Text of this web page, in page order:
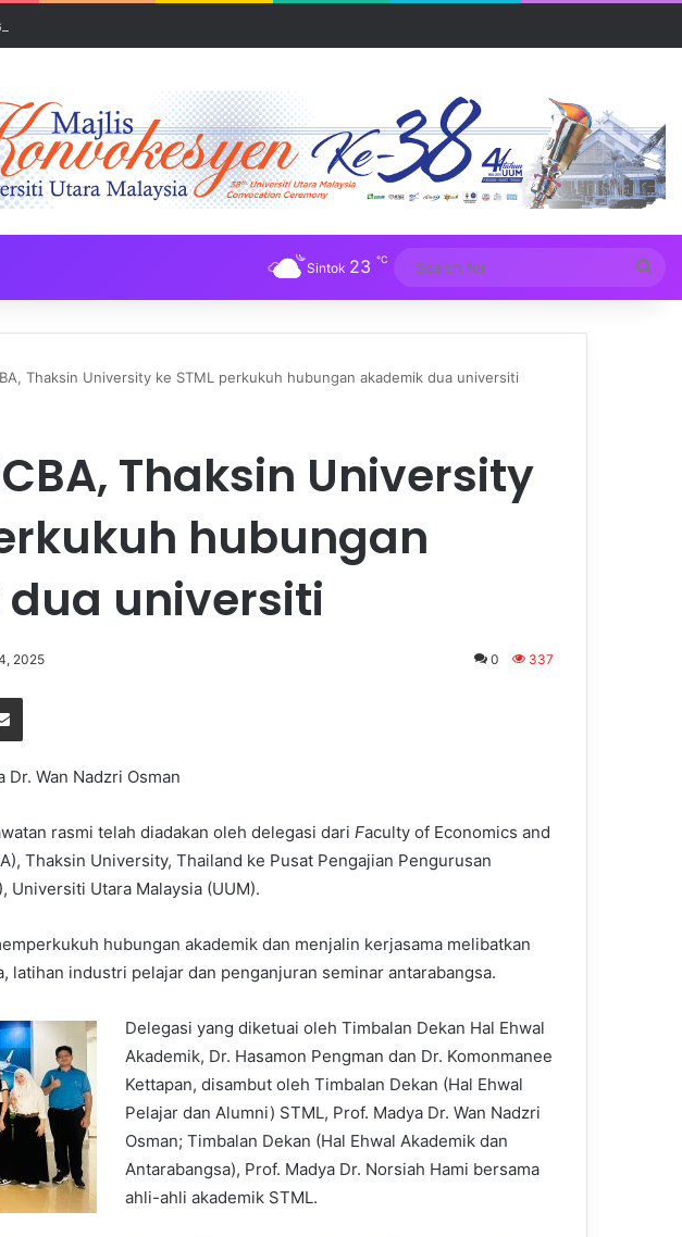
kepada PELAJAR UUM
Sintok 23 ℃
for
Thaksin University ke STML perkukuh hubungan akademik dua universiti
Thaksin University
hubungan
universiti
2025 0 337
Dr. Wan Nadzri Osman
rasmi telah diadakan oleh delegasi dari Faculty of Economics and
Thaksin University, Thailand ke Pusat Pengajian Pengurusan
Universiti Utara Malaysia (UUM).
hubungan akademik dan menjalin kerjasama melibatkan
latihan industri pelajar dan penganjuran seminar antarabangsa.
Delegasi yang diketuai oleh Timbalan Dekan Hal Ehwal
Akademik, Dr. Hasamon Pengman dan Dr. Komonmanee
Kettapan, disambut oleh Timbalan Dekan (Hal Ehwal
Pelajar dan Alumni) STML, Prof. Madya Dr. Wan Nadzri
Osman; Timbalan Dekan (Hal Ehwal Akademik dan
Antarabangsa), Prof. Madya Dr. Norsiah Hami bersama
ahli-ahli akademik STML.